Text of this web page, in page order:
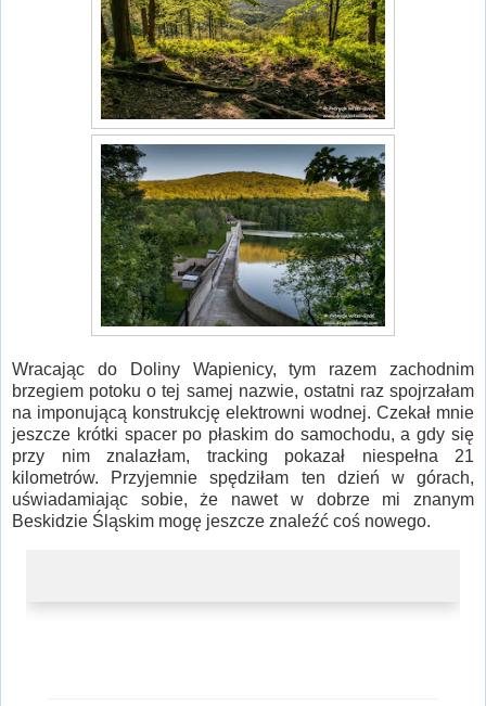
Wracając do Doliny Wapienicy, tym razem zachodnim
brzegiem potoku o tej samej nazwie, ostatni raz spojrzałam
na imponującą konstrukcję elektrowni wodnej. Czekał mnie
jeszcze krótki spacer po płaskim do samochodu, a gdy się
przy nim znalazłam, tracking pokazał niespełna 21
kilometrów. Przyjemnie spędziłam ten dzień w górach,
uświadamiając sobie, że nawet w dobrze mi znanym
Beskidzie Śląskim mogę jeszcze znaleźć coś nowego.